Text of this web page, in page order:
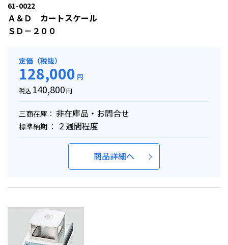
61-0022
Ａ＆Ｄ カートスケール
ＳＤ－２００
定価（税抜）
128,000 円
税込 140,800円
三商在庫： 非在庫品・お問合せ
標準納期 ： ２週間程度
商品詳細へ